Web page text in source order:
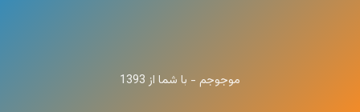
موجوجم - با شما از 1393